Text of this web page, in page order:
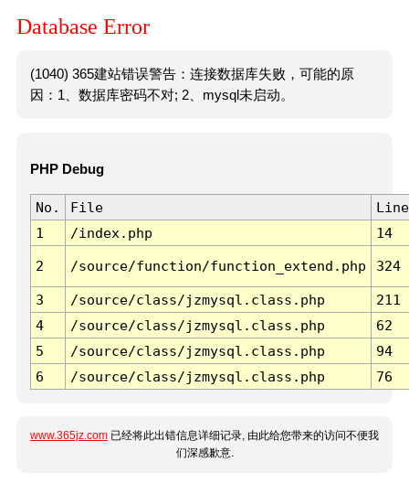
Database Error
(1040) 365建站错误警告：连接数据库失败，可能的原
因：1、数据库密码不对; 2、mysql未启动。
PHP Debug
No. File
Line
1
/index.php 14
2 /source/function/function_extend.php 324
3 /source/class/jzmysql.class.php
211
4
/source/class/jzmysql.class.php
62
5
/source/class/jzmysql.class.php
94
6
/source/class/jzmysql.class.php 76
www.365jz.com 已经将此出错信息详细记录, 由此给您带来的访问不便我
们深感歉意.